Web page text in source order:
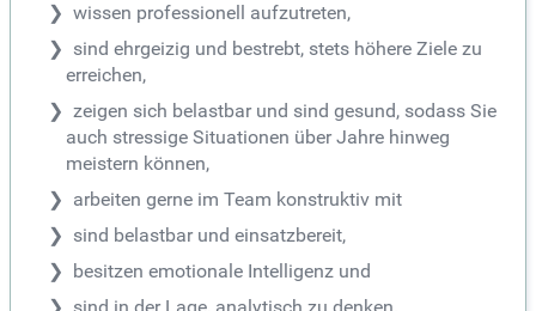
wissen professionell aufzutreten,
sind ehrgeizig und bestrebt, stets höhere Ziele zu
erreichen,
zeigen sich belastbar und sind gesund, sodass Sie
auch stressige Situationen über Jahre hinweg
meistern können,
arbeiten gerne im Team konstruktiv mit
sind belastbar und einsatzbereit,
besitzen emotionale Intelligenz und